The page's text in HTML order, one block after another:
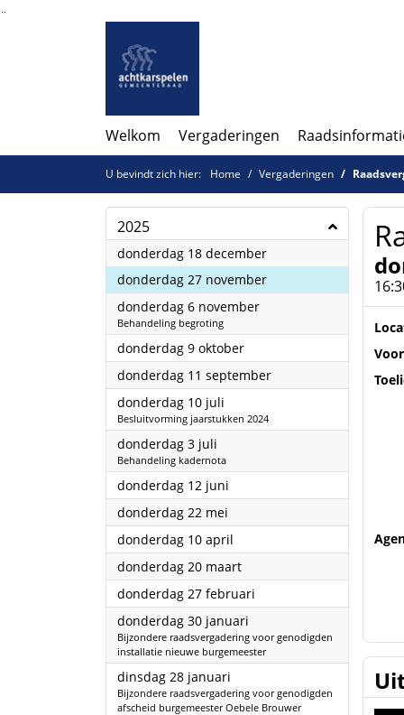
Ga naar de inhoud van deze pagina
Ga naar het zoeken
Ga naar het menu
Welkom Vergaderingen
U bevindt zich hier: Home Vergaderingen
2025
donderdag 18 december2025
donderdag 27 november2025
donderdag 6 november2025
Behandeling begroting
donderdag 9 oktober2025
donderdag 11 september2025
donderdag 10 juli
Besluitvorming jaarstukken 2024
donderdag 3 juli
Behandeling kadernota
donderdag 12 juni
donderdag 22 mei
donderdag 10 april
donderdag 20 maart2025
donderdag 27 februari
donderdag 30 januari
Bijzondere raadsvergadering voor genodigden
installatie nieuwe burgemeester
dinsdag 28 januari
Bijzondere raadsvergadering voor genodigden
afscheid burgemeester Oebele Brouwer